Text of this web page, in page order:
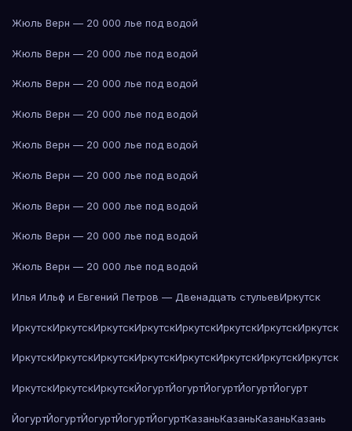
Жюль Верн — 20 000 лье под водой
Жюль Верн — 20 000 лье под водой
Жюль Верн — 20 000 лье под водой
Жюль Верн — 20 000 лье под водой
Жюль Верн — 20 000 лье под водой
Жюль Верн — 20 000 лье под водой
Жюль Верн — 20 000 лье под водой
Жюль Верн — 20 000 лье под водой
Жюль Верн — 20 000 лье под водой
Илья Ильф и Евгений Петров — Двенадцать стульевИркутск
ИркутскИркутскИркутскИркутскИркутскИркутскИркутскИркутск
ИркутскИркутскИркутскИркутскИркутскИркутскИркутскИркутск
ИркутскИркутскИркутскЙогуртЙогуртЙогуртЙогуртЙогурт
ЙогуртЙогуртЙогуртЙогуртЙогуртКазаньКазаньКазаньКазань